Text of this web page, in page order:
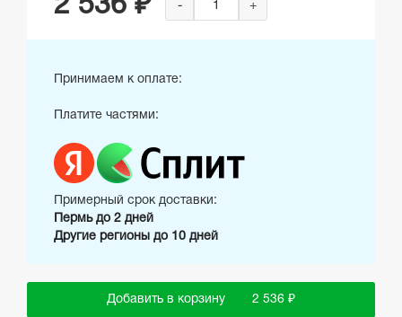
2 536 ₽ - +
Принимаем к оплате:
Платите частями:
Примерный срок доставки:
Пермь до 2 дней
Другие регионы до 10 дней
Добавить в корзину 2 536 ₽